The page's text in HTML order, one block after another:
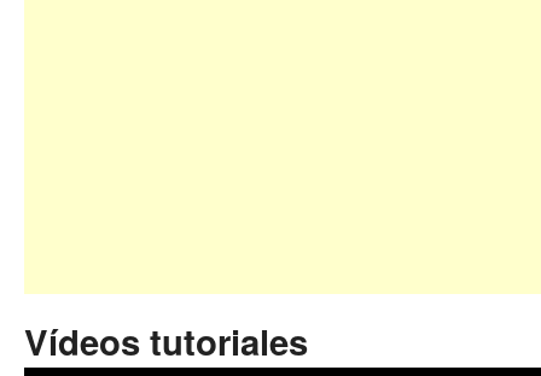
Vídeos tutoriales